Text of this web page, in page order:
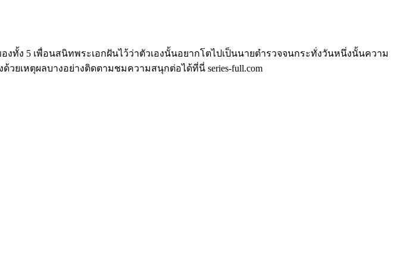
ง 5 เพื่อนสนิทพระเอกฝันไว้ว่าตัวเองนั้นอยากโตไปเป็นนายตำรวจจนกระทั่งวันหนึ่งนั้นความ
วยเหตุผลบางอย่างติดตามชมความสนุกต่อได้ที่นี่ series-full.com